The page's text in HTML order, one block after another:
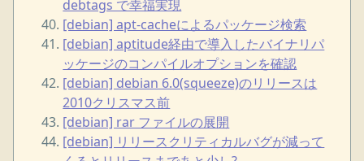
debtags で幸福実現
[debian] apt-cacheによるパッケージ検索
[debian] aptitude経由で導入したバイナリパ
ッケージのコンパイルオプションを確認
[debian] debian 6.0(squeeze)のリリースは
2010クリスマス前
[debian] rar ファイルの展開
[debian] リリースクリティカルバグが減って